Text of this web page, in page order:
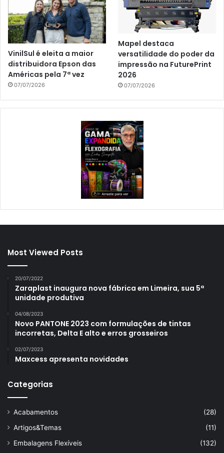
VinilSul é eleita a maior
distribuidora Epson das
Américas pela 7ª vez
07/07/2026
Mapel destaca
versatilidade do poder da
impressão na FuturePrint
2026
07/07/2026
Most Viewed Posts
20/07/2022
Zaraplast inaugura nova fábrica em Limeira, sua 5ª
unidade produtiva
04/08/2023
Novo PANTONE 2023 com formulações de tintas
incorretas, Delta E alto e erros grosseiros
02/07/2023
Maxcess apresenta novidades
Categorias
Acabamentos
(28)
Artigos&Temas
(11)
Embalagens Flexíveis
(132)